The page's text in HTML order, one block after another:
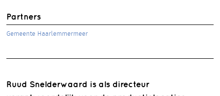
Partners
Gemeente Haarlemmermeer
Ruud Snelderwaard is als directeur